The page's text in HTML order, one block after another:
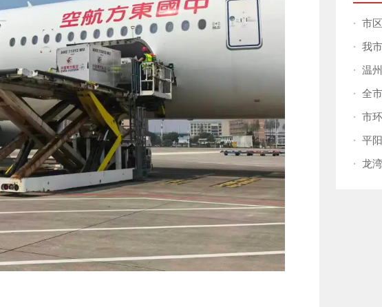
· 市
· 我
· 温
· 全
· 市
· 平
· 龙